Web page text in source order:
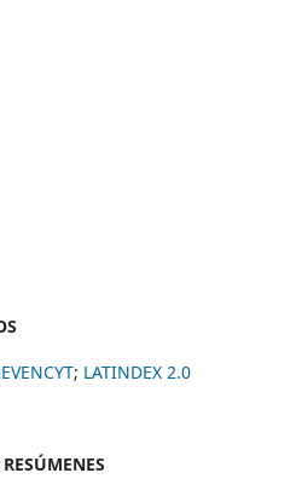
; LATINDEX 2.0